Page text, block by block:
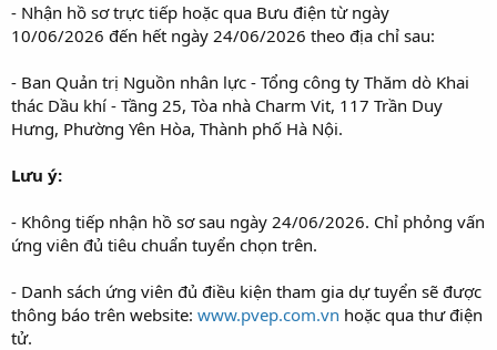
- Nhận hồ sơ trực tiếp hoặc qua Bưu điện từ ngày
10/06/2026 đến hết ngày 24/06/2026 theo địa chỉ sau:
- Ban Quản trị Nguồn nhân lực - Tổng công ty Thăm dò Khai
thác Dầu khí - Tầng 25, Tòa nhà Charm Vit, 117 Trần Duy
Hưng, Phường Yên Hòa, Thành phố Hà Nội.
Lưu ý:
- Không tiếp nhận hồ sơ sau ngày 24/06/2026. Chỉ phỏng vấn
ứng viên đủ tiêu chuẩn tuyển chọn trên.
- Danh sách ứng viên đủ điều kiện tham gia dự tuyển sẽ được
thông báo trên website: www.pvep.com.vn hoặc qua thư điện
tử.